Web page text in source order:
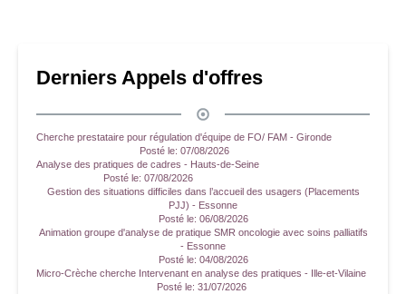
Derniers Appels d'offres
Cherche prestataire pour régulation d'équipe de FO/ FAM - Gironde
Posté le: 07/08/2026
Analyse des pratiques de cadres - Hauts-de-Seine
Posté le: 07/08/2026
Gestion des situations difficiles dans l’accueil des usagers (Placements
PJJ) - Essonne
Posté le: 06/08/2026
Animation groupe d'analyse de pratique SMR oncologie avec soins palliatifs
- Essonne
Posté le: 04/08/2026
Micro-Crèche cherche Intervenant en analyse des pratiques - Ille-et-Vilaine
Posté le: 31/07/2026